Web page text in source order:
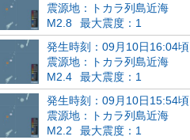
震源地：トカラ列島近海
M2.8
最大震度：1
発生時刻：09月10日16:04頃
震源地：トカラ列島近海
M2.4
最大震度：1
発生時刻：09月10日15:54頃
震源地：トカラ列島近海
M2.2
最大震度：1